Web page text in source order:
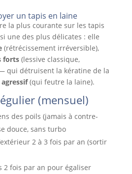
un tapis en laine
la plus courante sur les tapis
une des plus délicates : elle
(rétrécissement irréversible),
forts(lessive classique,
qui détruisent la kératine de la
(qui feutre la laine).
(mensuel)
des poils (jamais à contre-
douce, sans turbo
2 à 3 fois par an (sortir
2 fois par an pour égaliser